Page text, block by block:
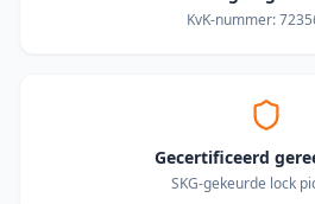
KvK-nummer:
Gecertificeerd
SKG-gekeurde lock